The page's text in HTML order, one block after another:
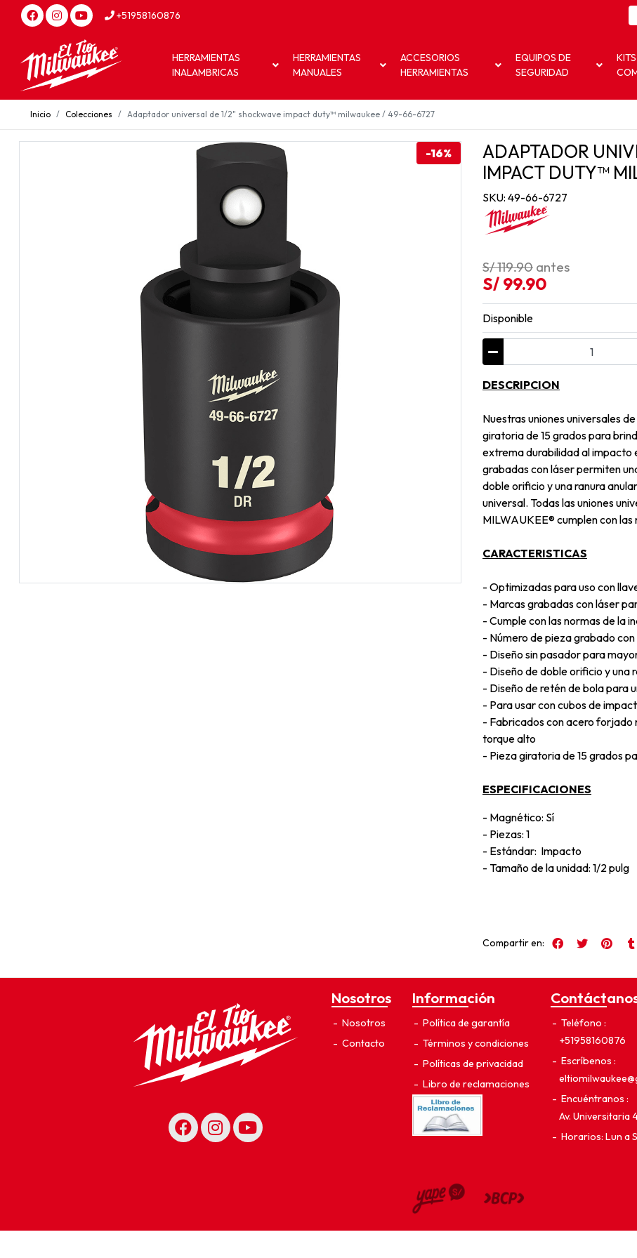
+51958160876
HERRAMIENTAS
INALAMBRICAS
HERRAMIENTAS
MANUALES
ACCESORIOS
HERRAMIENTAS
EQUIPOS DE
SEGURIDAD
KITS
Inicio Colecciones Adaptador universal de 1/2" shockwave impact duty™ milwaukee / 49-66-6727
-16%
ADAPTADOR
IMPACT DUTY™
SKU: 49-66-6727
S/ 119.90 antes
S/ 99.90
Disponible
DESCRIPCION
Nuestras uniones universales
giratoria de 15 grados para
extrema durabilidad al impacto
grabadas con láser permiten
doble orificio y una ranura
universal. Todas las uniones
MILWAUKEE® cumplen con
CARACTERISTICAS
- Optimizadas para uso con
- Marcas grabadas con láser
- Cumple con las normas de la
- Número de pieza grabado
- Diseño sin pasador para
- Diseño de doble orificio y una
- Diseño de retén de bola para
- Para usar con cubos de
- Fabricados con acero forjado
torque alto
- Pieza giratoria de 15 grados
ESPECIFICACIONES
- Magnético: Sí
- Piezas: 1
- Estándar: Impacto
- Tamaño de la unidad: 1/2 pulg
Compartir en:
Nosotros
Nosotros
Contacto
Información
Política de garantía
Términos y condiciones
Políticas de privacidad
Libro de reclamaciones
Teléfono
+51958160876
Escríbenos
Encuéntranos
Av. Universitaria
Horarios: Lun a